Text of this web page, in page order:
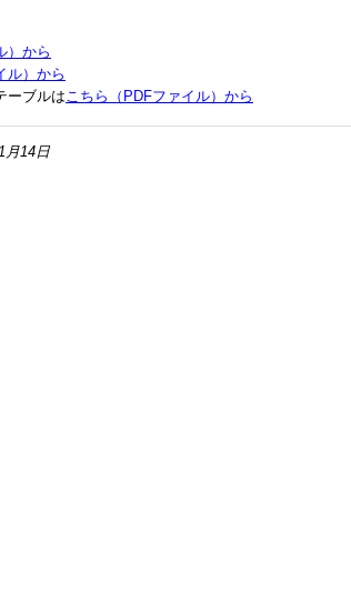
）から
ル）から
ーブルはこちら（PDFファイル）から
月14日